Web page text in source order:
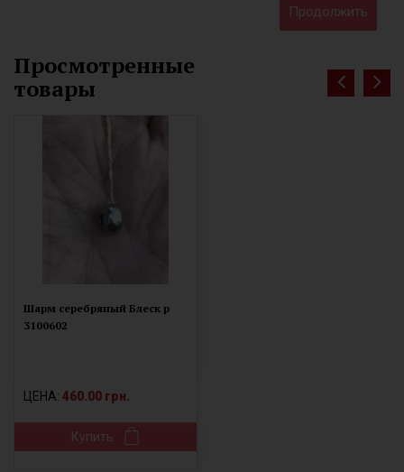
Продолжить
Просмотренные
товары
Шарм серебряный Блеск р
3100602
ЦЕНА: 460.00 грн.
Купить